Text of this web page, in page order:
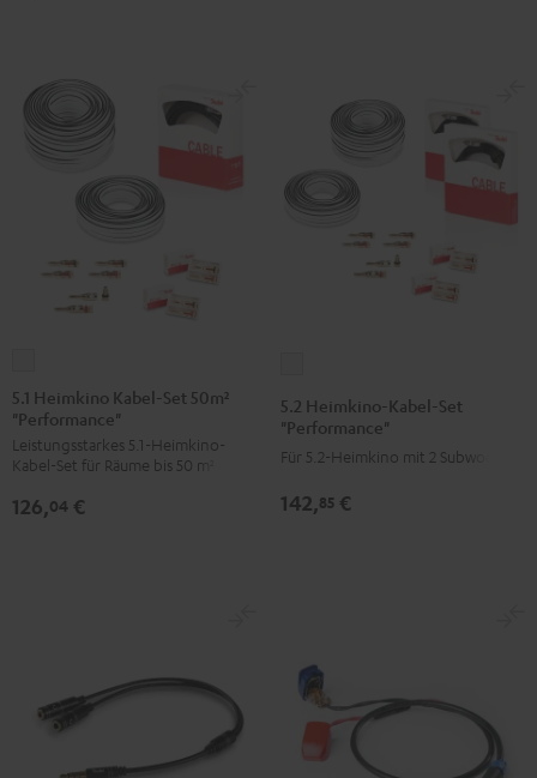
Heimkino
Kabel-
Set
50m²
"Performance"
5.1 Heimkino Kabel-Set 50m²
"Performance"
Leistungsstarkes 5.1-Heimkino-
Kabel-Set für Räume bis 50 m²
126,04 €
Heimkino-
Kabel-
Set
Weiß
5.2 Heimkino-Kabel-Set
"Performance"
Für 5.2-Heimkino mit 2 Subwoofern
142,85 €